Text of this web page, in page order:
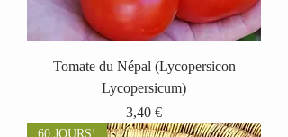
Tomate du Népal (Lycopersicon
Lycopersicum)
Prix
3,40 €
60 JOURS!